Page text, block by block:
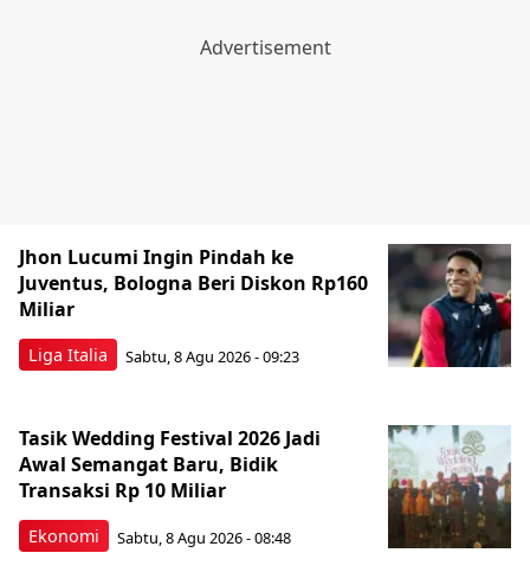
Liga Italia
Jhon Lucumi Ingin Pindah ke
Juventus, Bologna Beri Diskon Rp160
Miliar
Sabtu, 8 Agu 2026 - 09:23
Ekonomi
Tasik Wedding Festival 2026 Jadi
Awal Semangat Baru, Bidik
Transaksi Rp 10 Miliar
Sabtu, 8 Agu 2026 - 08:48